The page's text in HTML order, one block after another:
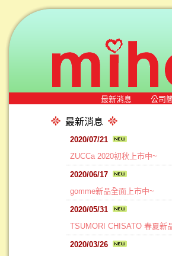
最新消息 公司
最新消息
2020/07/21
ZUCCa 2020初秋上市中~
2020/06/17
gomme新品全面上市中~
2020/05/31
TSUMORI CHISATO 春夏新
2020/03/26